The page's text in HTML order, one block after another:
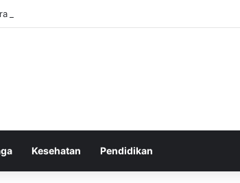
Teratur untuk Gaya Hidup Sehat Sepanjang Hari
Kesehatan Pendidikan